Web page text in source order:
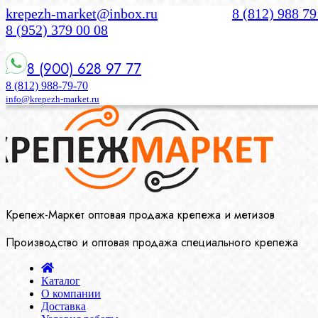
krepezh-market@inbox.ru
8 (812) 988
8 (952) 379 00 08
8 (900) 628 97 77
8 (812) 988-79-70
info@krepezh-market.ru
Крепеж-Маркет оптовая продажа крепежа и метизов
Производство и оптовая продажа специального крепежа
Каталог
О компании
Доставка